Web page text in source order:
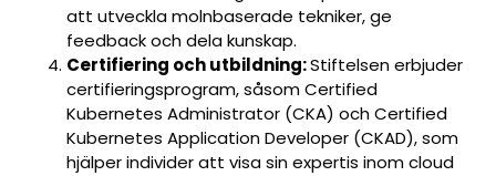
att utveckla molnbaserade tekniker, ge
feedback och dela kunskap.
Certifiering och utbildning:Stiftelsen erbjuder
certifieringsprogram, såsom Certified
Kubernetes Administrator (CKA) och Certified
Kubernetes Application Developer (CKAD), som
hjälper individer att visa sin expertis inom cloud